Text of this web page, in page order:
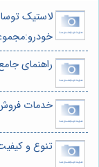
لاستیک
راهنمای
خدمات
تنوع و